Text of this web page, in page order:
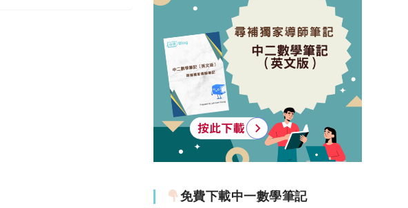
免費下載中一數學筆記